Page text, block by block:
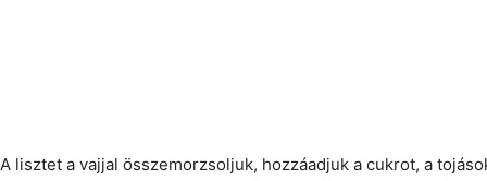
A lisztet a vajjal összemorzsoljuk, hozzáadjuk a cukrot, a